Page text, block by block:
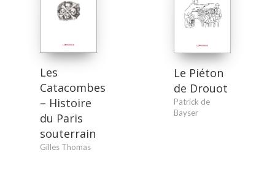
Les
Catacombes
– Histoire
du Paris
souterrain
Gilles Thomas
Le Piéton
de Drouot
Patrick de
Bayser